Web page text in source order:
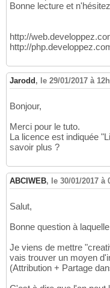
Bonne lecture et
http://
http://
Jarodd , le 29/01/2017 à
Bonjour,
Merci pour le tuto.
La licence est indiquée
savoir plus ?
ABCIWEB, le 30/01/2017 à
Salut,
Bonne question à
Je viens de mettre
vais trouver un moyen
(Attribution + Partage